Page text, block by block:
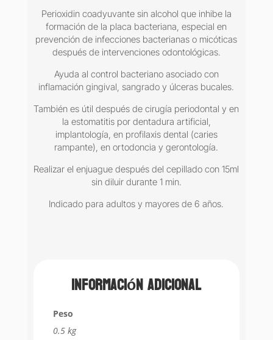
Perioxidin coadyuvante sin alcohol que inhibe la
formación de la placa bacteriana, especial en
prevención de infecciones bacterianas o micóticas
después de intervenciones odontológicas.
Ayuda al control bacteriano asociado con
inflamación gingival, sangrado y úlceras bucales.
También es útil después de cirugía periodontal y en
la estomatitis por dentadura artificial,
implantología, en profilaxis dental (caries
rampante), en ortodoncia y gerontología.
Realizar el enjuague después del cepillado con 15ml
sin diluir durante 1 min.
Indicado para adultos y mayores de 6 años.
Información adicional
Peso
0.5 kg